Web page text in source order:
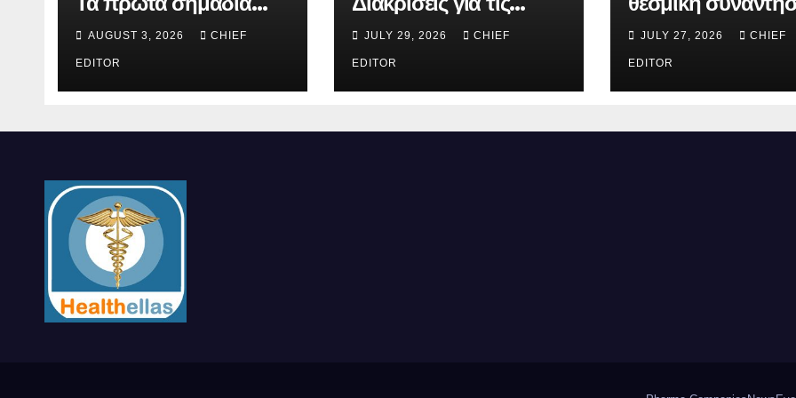
που δεν πρέπει να
αγνοούνται
AUGUST 3, 2026 CHIEF
EDITOR
καμπάνιες της
InterMed στα FOOH
Awards 2026
JULY 29, 2026 CHIEF
EDITOR
τον Συντονιστή του
Γραφείου του
Πρωθυπουργού
JULY 27, 2026 CHIEF
EDITOR